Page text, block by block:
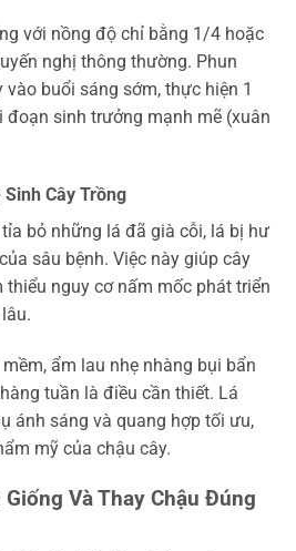
với nồng độ chỉ bằng 1/4 hoặc
nghị thông thường. Phun
buổi sáng sớm, thực hiện 1
sinh trưởng mạnh mẽ (xuân
Sinh Cây Trồng
bỏ những lá đã già cỗi, lá bị hư
sâu bệnh. Việc này giúp cây
nguy cơ nấm mốc phát triển
ẩm lau nhẹ nhàng bụi bẩn
tuần là điều cần thiết. Lá
ánh sáng và quang hợp tối ưu,
mỹ của chậu cây.
Và Thay Chậu Đúng